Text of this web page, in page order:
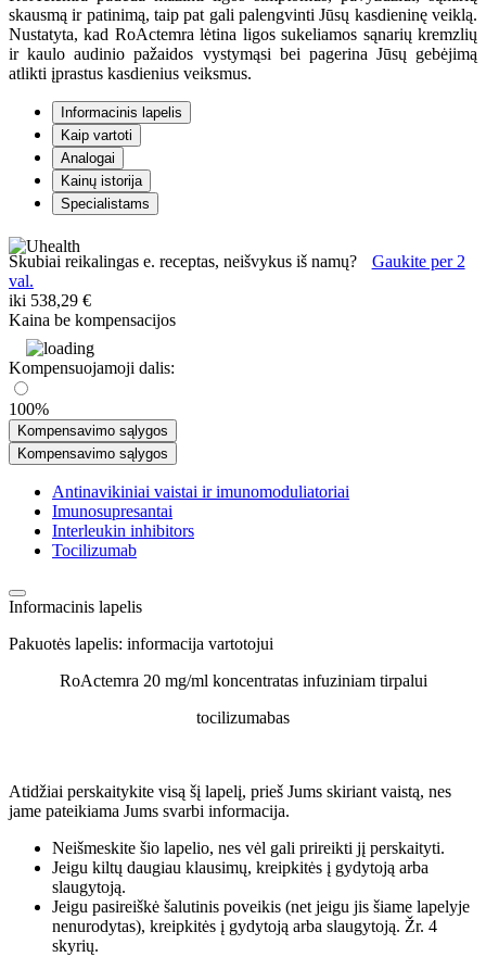
skausmą ir patinimą, taip pat gali palengvinti Jūsų kasdieninę veiklą.
Nustatyta, kad RoActemra lėtina ligos sukeliamos sąnarių kremzlių
ir kaulo audinio pažaidos vystymąsi bei pagerina Jūsų gebėjimą
atlikti įprastus kasdienius veiksmus.
Informacinis lapelis
Kaip vartoti
Analogai
Kainų istorija
Specialistams
Skubiai reikalingas e. receptas, neišvykus iš namų?
Gaukite per 2
val.
iki 538,29 €
Kaina be kompensacijos
Kompensuojamoji dalis:
100%
Kompensavimo sąlygos
Kompensavimo sąlygos
Antinavikiniai vaistai ir imunomoduliatoriai
Imunosupresantai
Interleukin inhibitors
Tocilizumab
Informacinis lapelis
Pakuotės lapelis: informacija vartotojui
RoActemra 20 mg/ml koncentratas infuziniam tirpalui
tocilizumabas
Atidžiai perskaitykite visą šį lapelį, prieš Jums skiriant vaistą, nes
jame pateikiama Jums svarbi informacija.
Neišmeskite šio lapelio, nes vėl gali prireikti jį perskaityti.
Jeigu kiltų daugiau klausimų, kreipkitės į gydytoją arba
slaugytoją.
Jeigu pasireiškė šalutinis poveikis (net jeigu jis šiame lapelyje
nenurodytas), kreipkitės į gydytoją arba slaugytoją. Žr. 4
skyrių.